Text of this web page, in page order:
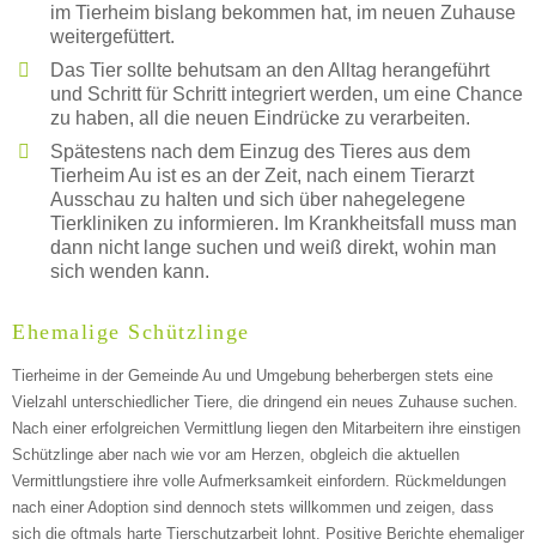
im Tierheim bislang bekommen hat, im neuen Zuhause
weitergefüttert.
Das Tier sollte behutsam an den Alltag herangeführt
und Schritt für Schritt integriert werden, um eine Chance
zu haben, all die neuen Eindrücke zu verarbeiten.
Spätestens nach dem Einzug des Tieres aus dem
Tierheim Au ist es an der Zeit, nach einem Tierarzt
Ausschau zu halten und sich über nahegelegene
Tierkliniken zu informieren. Im Krankheitsfall muss man
dann nicht lange suchen und weiß direkt, wohin man
sich wenden kann.
Ehemalige Schützlinge
Tierheime in der Gemeinde Au und Umgebung beherbergen stets eine
Vielzahl unterschiedlicher Tiere, die dringend ein neues Zuhause suchen.
Nach einer erfolgreichen Vermittlung liegen den Mitarbeitern ihre einstigen
Schützlinge aber nach wie vor am Herzen, obgleich die aktuellen
Vermittlungstiere ihre volle Aufmerksamkeit einfordern. Rückmeldungen
nach einer Adoption sind dennoch stets willkommen und zeigen, dass
sich die oftmals harte Tierschutzarbeit lohnt. Positive Berichte ehemaliger